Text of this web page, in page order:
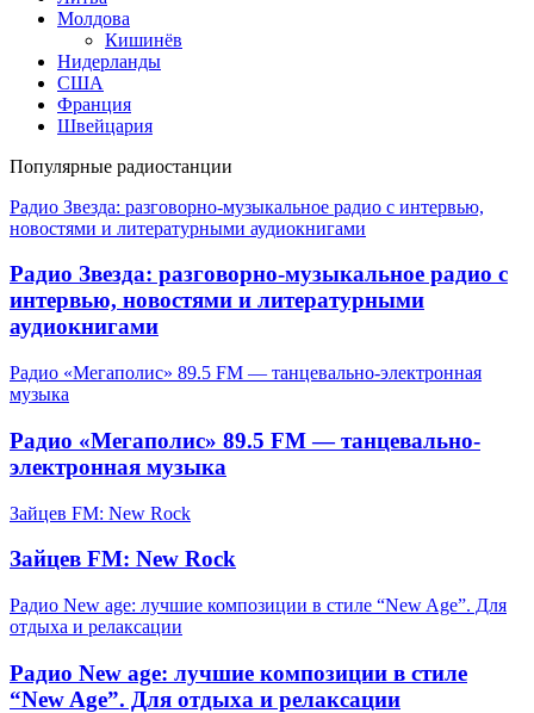
Молдова
Кишинёв
Нидерланды
США
Франция
Швейцария
Популярные радиостанции
Радио Звезда: разговорно-музыкальное радио с интервью,
новостями и литературными аудиокнигами
Радио Звезда: разговорно-музыкальное радио с
интервью, новостями и литературными
аудиокнигами
Радио «Мегаполис» 89.5 FM — танцевально-электронная
музыка
Радио «Мегаполис» 89.5 FM — танцевально-
электронная музыка
Зайцев FM: New Rock
Зайцев FM: New Rock
Радио New age: лучшие композиции в стиле “New Age”. Для
отдыха и релаксации
Радио New age: лучшие композиции в стиле
“New Age”. Для отдыха и релаксации